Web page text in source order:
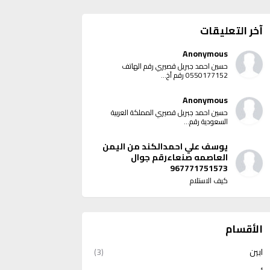
آخر التعليقات
Anonymous
حسين احمد جبريل قصيري رقم الهاتف
0550177152 رقم آخ...
Anonymous
حسين احمد جبريل قصيري المملكة العربية
السعودية رقم...
يوسف علي احمدالكند من اليمن
العاصمه صنعاءرقم جوال
967771751573
كيف الاستلام
الأقسام
ابين
(3)